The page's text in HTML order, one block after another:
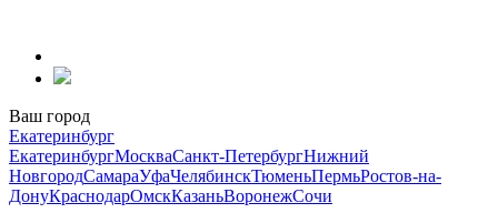
содержанию
Ваш город
Екатеринбург
ЕкатеринбургМоскваСанкт-ПетербургНижний
НовгородСамараУфаЧелябинскТюменьПермьРостов-на-
ДонуКраснодарОмскКазаньВоронежСочи